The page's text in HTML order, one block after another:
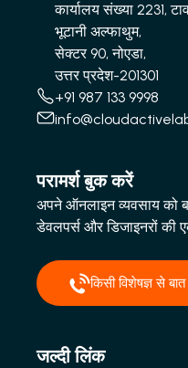
कार्यालय संख्या 2231,
भूटानी अल्फाथुम,
सेक्टर 90, नोएडा,
उत्तर प्रदेश-201301
+91 987 133 9998
परामर्श बुक करें
अपने ऑनलाइन व्यवसाय को
डेवलपर्स और डिजाइनरों की
किसी विशेषज्ञ से
जल्दी लिंक